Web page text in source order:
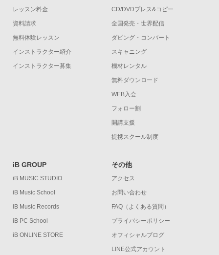
レッスン料金
資料請求
無料体験レッスン
インストラクター紹介
インストラクター募集
CD/DVDプレス&コピー
全国発売・世界配信
ダビング・コンバート
スキャニング
機材レンタル
無料ダウンロード
WEB入会
フォロー割
開講支援
提携スクール制度
iB GROUP
iB MUSIC STUDIO
iB Music School
iB Music Records
iB PC School
iB ONLINE STORE
その他
アクセス
お問い合わせ
FAQ（よくある質問）
プライバシーポリシー
オフィシャルブログ
LINE公式アカウント